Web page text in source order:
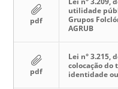
pdf
utilidade
Grupos
AGRUB
pdf
Lei n° 3.215,
colocação do
identidade